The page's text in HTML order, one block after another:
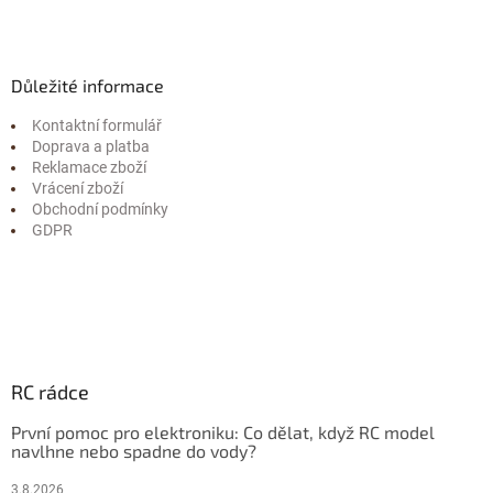
Důležité informace
Kontaktní formulář
Doprava a platba
Reklamace zboží
Vrácení zboží
Obchodní podmínky
GDPR
RC rádce
První pomoc pro elektroniku: Co dělat, když RC model
navlhne nebo spadne do vody?
3.8.2026